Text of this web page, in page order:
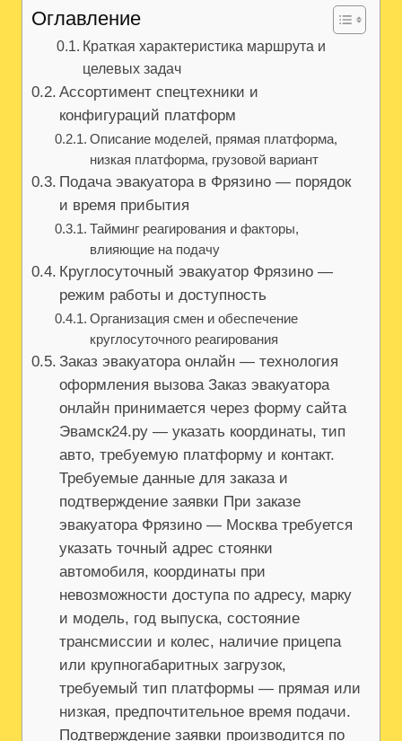
Оглавление
Краткая характеристика маршрута и
целевых задач
Ассортимент спецтехники и
конфигураций платформ
Описание моделей, прямая платформа,
низкая платформа, грузовой вариант
Подача эвакуатора в Фрязино — порядок
и время прибытия
Тайминг реагирования и факторы,
влияющие на подачу
Круглосуточный эвакуатор Фрязино —
режим работы и доступность
Организация смен и обеспечение
круглосуточного реагирования
Заказ эвакуатора онлайн — технология
оформления вызова Заказ эвакуатора
онлайн принимается через форму сайта
Эвамск24.ру — указать координаты, тип
авто, требуемую платформу и контакт.
Требуемые данные для заказа и
подтверждение заявки При заказе
эвакуатора Фрязино — Москва требуется
указать точный адрес стоянки
автомобиля, координаты при
невозможности доступа по адресу, марку
и модель, год выпуска, состояние
трансмиссии и колес, наличие прицепа
или крупногабаритных загрузок,
требуемый тип платформы — прямая или
низкая, предпочтительное время подачи.
Подтверждение заявки производится по